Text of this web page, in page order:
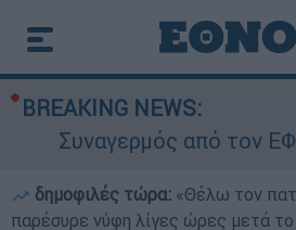
BREAKING NEWS:
Συναγερμός από τον
δημοφιλές τώρα: «Θέλω τον
παρέσυρε νύφη λίγες ώρες μετά